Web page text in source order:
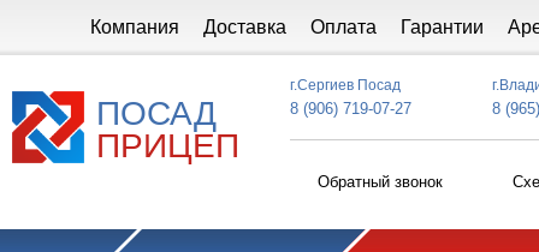
Компания Доставка Оплата Гарантии
ПОСАД
ПРИЦЕП
г.Сергиев Посад
8 (906) 719-07-27 8
Обратный звонок